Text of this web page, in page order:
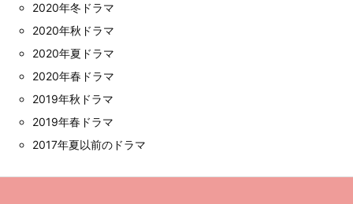
2020年冬ドラマ
2020年秋ドラマ
2020年夏ドラマ
2020年春ドラマ
2019年秋ドラマ
2019年春ドラマ
2017年夏以前のドラマ